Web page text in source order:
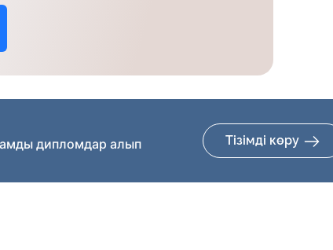
дипломдар алып
Тізімді көру